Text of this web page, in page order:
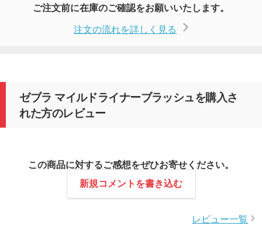
ご注文前に在庫のご確認をお願いいたします。
注文の流れを詳しく見る
ゼブラ マイルドライナーブラッシュを購入さ
れた方のレビュー
この商品に対するご感想をぜひお寄せください。
新規コメントを書き込む
レビュー一覧